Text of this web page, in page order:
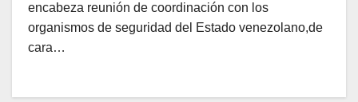
encabeza reunión de coordinación con los
organismos de seguridad del Estado venezolano,de
cara…